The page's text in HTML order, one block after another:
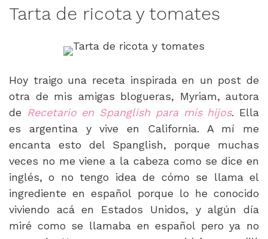
Tarta de ricota y tomates
Hoy traigo una receta inspirada en un post de
otra de mis amigas blogueras, Myriam, autora
de Recetario en Spanglish para mis hijos. Ella
es argentina y vive en California. A mí me
encanta esto del Spanglish, porque muchas
veces no me viene a la cabeza como se dice en
inglés, o no tengo idea de cómo se llama el
ingrediente en español porque lo he conocido
viviendo acá en Estados Unidos, y algún día
miré como se llamaba en español pero ya no